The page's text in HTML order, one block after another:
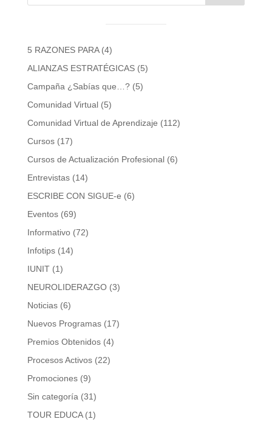
5 RAZONES PARA(4)
ALIANZAS ESTRATÉGICAS(5)
Campaña ¿Sabías que…?(5)
Comunidad Virtual(5)
Comunidad Virtual de Aprendizaje (112)
Cursos(17)
Cursos de Actualización Profesional(6)
Entrevistas(14)
ESCRIBE CON SIGUE-e (6)
Eventos(69)
Informativo(72)
Infotips(14)
IUNIT(1)
NEUROLIDERAZGO(3)
Noticias(6)
Nuevos Programas(17)
Premios Obtenidos(4)
Procesos Activos(22)
Promociones(9)
Sin categoría (31)
TOUR EDUCA(1)